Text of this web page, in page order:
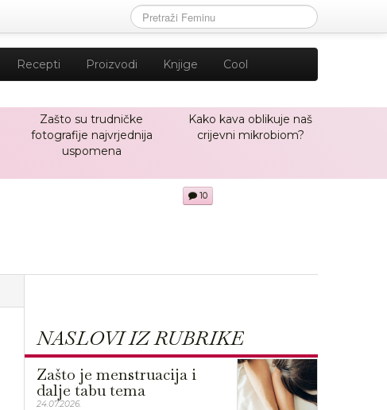
Recepti Proizvodi Knjige Cool
Zašto su trudničke
fotografije najvrjednija
uspomena
Kako kava oblikuje naš
crijevni mikrobiom?
10
NASLOVI IZ RUBRIKE
Zašto je menstruacija i
dalje tabu tema
24.07.2026.